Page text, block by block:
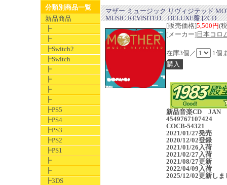
分類別商品一覧
新品商品
┣
┣
┣Switch2
┣Switch
┣
┣
┣
┣
┣PS5
┣PS4
┣PS3
┣PS2
┣PS1
┣
┣
┣3DS
マザー ミュージック リヴィジテッド
MUSIC REVISITED DELUXE盤 [2CD
[販売価格]5,500円(
[メーカー]日本コロ
在庫3個／ 1個
新品音楽CD JAN
4549767107424
COCB-54321
2021/01/27発売
2020/12/02登録
2021/01/26入荷
2021/02/27入荷
2021/08/27更新
2022/04/09入荷
2025/12/02更新しま